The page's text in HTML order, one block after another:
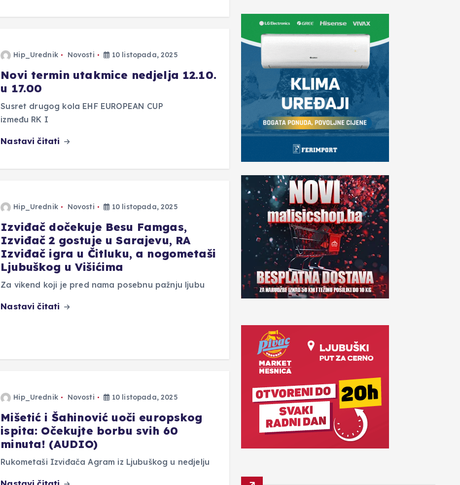
Hip_Urednik Novosti 10 listopada, 2025
Novi termin utakmice nedjelja 12.10.
u 17.00
Susret drugog kola EHF EUROPEAN CUP
između RK I
Nastavi čitati
Hip_Urednik Novosti 10 listopada, 2025
Izviđač dočekuje Besu Famgas,
Izviđač 2 gostuje u Sarajevu, RA
Izviđač igra u Čitluku, a nogometaši
Ljubuškog u Višićima
Za vikend koji je pred nama posebnu pažnju ljubu
Nastavi čitati
Hip_Urednik Novosti 10 listopada, 2025
Mišetić i Šahinović uoči europskog
ispita: Očekujte borbu svih 60
minuta! (AUDIO)
Rukometaši Izviđača Agram iz Ljubuškog u nedjelju